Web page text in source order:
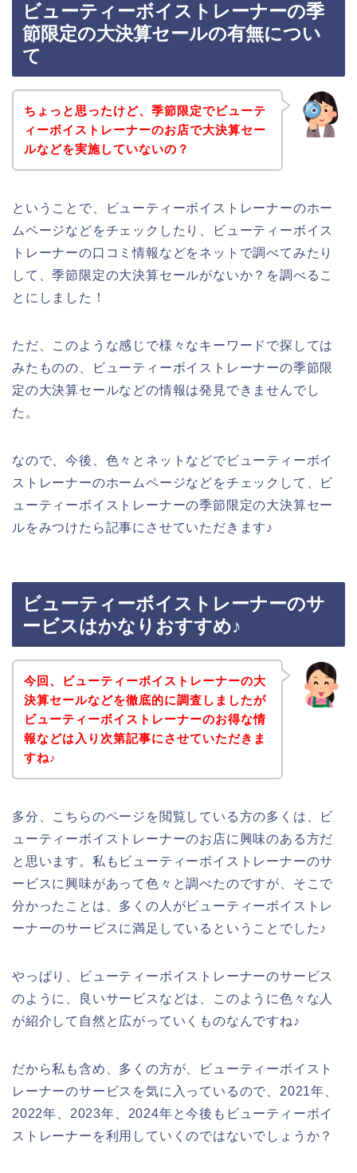
ビューティーボイストレーナーの季
節限定の大決算セールの有無につい
て
ちょっと思ったけど、季節限定でビューテ
ィーボイストレーナーのお店で大決算セー
ルなどを実施していないの？
ということで、ビューティーボイストレーナーのホー
ムページなどをチェックしたり、ビューティーボイス
トレーナーの口コミ情報などをネットで調べてみたり
して、季節限定の大決算セールがないか？を調べるこ
とにしました！
ただ、このような感じで様々なキーワードで探しては
みたものの、ビューティーボイストレーナーの季節限
定の大決算セールなどの情報は発見できませんでし
た。
なので、今後、色々とネットなどでビューティーボイ
ストレーナーのホームページなどをチェックして、ビ
ューティーボイストレーナーの季節限定の大決算セー
ルをみつけたら記事にさせていただきます♪
ビューティーボイストレーナーのサ
ービスはかなりおすすめ♪
今回、ビューティーボイストレーナーの大
決算セールなどを徹底的に調査しましたが
ビューティーボイストレーナーのお得な情
報などは入り次第記事にさせていただきま
すね♪
多分、こちらのページを閲覧している方の多くは、ビ
ューティーボイストレーナーのお店に興味のある方だ
と思います。私もビューティーボイストレーナーのサ
ービスに興味があって色々と調べたのですが、そこで
分かったことは、多くの人がビューティーボイストレ
ーナーのサービスに満足しているということでした♪
やっぱり、ビューティーボイストレーナーのサービス
のように、良いサービスなどは、このように色々な人
が紹介して自然と広がっていくものなんですね♪
だから私も含め、多くの方が、ビューティーボイスト
レーナーのサービスを気に入っているので、2021年、
2022年、2023年、2024年と今後もビューティーボイ
ストレーナーを利用していくのではないでしょうか？